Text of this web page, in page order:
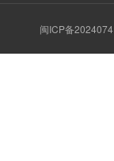
闽ICP备